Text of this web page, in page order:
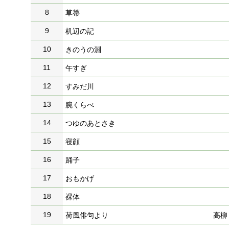
8 草箒
9 机辺の記
10 きのうの淵
11 午すぎ
12 すみだ川
13 腕くらべ
14 つゆのあとさき
15 寝顔
16 踊子
17 おもかげ
18 裸体
19 荷風俳句より 高柳